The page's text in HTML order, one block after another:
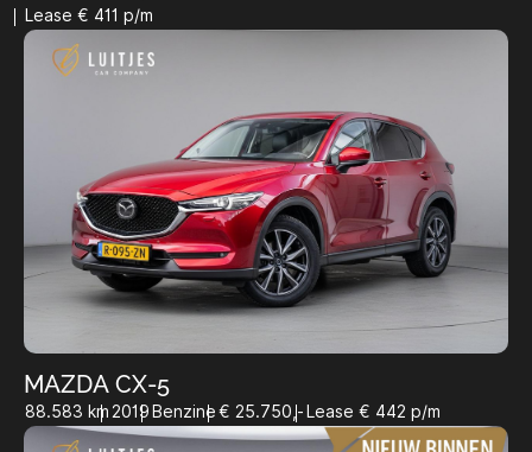
Lease € 411 p/m
MAZDA CX-5
88.583 km 2019Benzine€ 25.750,-Lease € 442 p/m